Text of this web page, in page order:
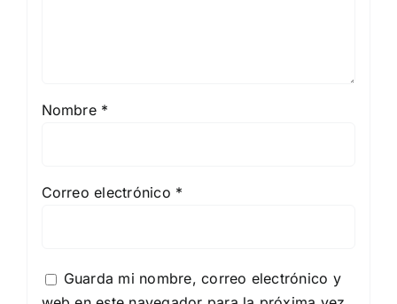
Nombre *
Correo electrónico *
Guarda mi nombre, correo electrónico y